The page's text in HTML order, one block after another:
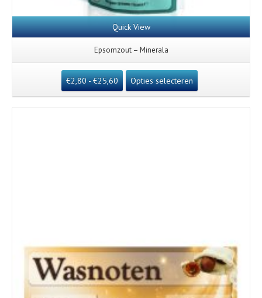
Quick View
Epsomzout – Minerala
€2,80- €25,60 Opties selecteren